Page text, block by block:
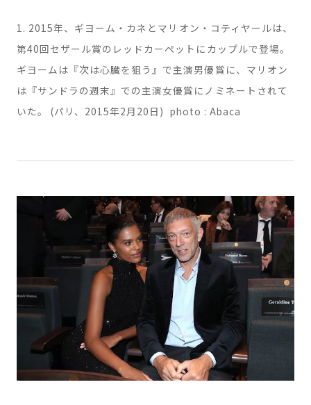
1. 2015年、ギヨーム・カネとマリオン・コティヤールは、
第40回セザール賞のレッドカーペットにカップルで登場。
ギヨームは『次は心臓を狙う』で主演男優賞に、マリオン
は『サンドラの週末』での主演女優賞にノミネートされて